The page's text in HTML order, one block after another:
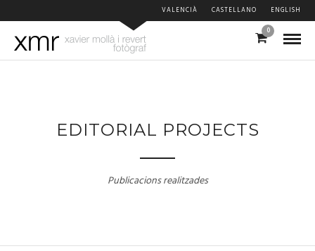
VALENCIÀ CASTELLANO ENGLISH
0
EDITORIAL PROJECTS
Publicacions realitzades